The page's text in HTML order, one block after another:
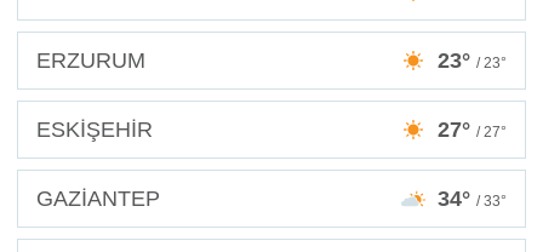
ERZURUM 23° / 23°
ESKİŞEHİR 27° / 27°
GAZİANTEP 34° / 33°